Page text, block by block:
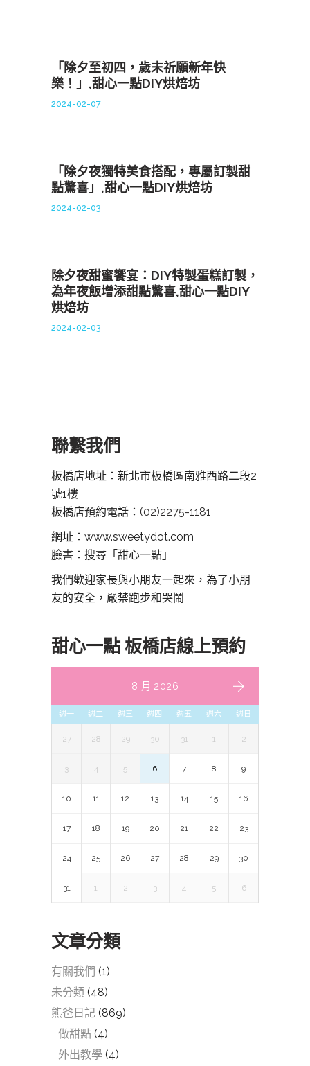
「除夕至初四，歲末祈願新年快
樂！」,甜心一點DIY烘焙坊
2024-02-07
「除夕夜獨特美食搭配，專屬訂製甜
點驚喜」,甜心一點DIY烘焙坊
2024-02-03
除夕夜甜蜜饗宴：DIY特製蛋糕訂製，
為年夜飯增添甜點驚喜,甜心一點DIY
烘焙坊
2024-02-03
聯繫我們
板橋店地址：新北市板橋區南雅西路二段2
號1樓
板橋店預約電話： (02)2275-1181
網址：www.sweetydot.com
臉書：搜尋「甜心一點」
我們歡迎家長與小朋友一起來，為了小朋
友的安全，嚴禁跑步和哭鬧
甜心一點 板橋店線上預約
8 月 2026
週一 週二 週三 週四 週五 週六 週日
27 28 29 30 31 1 2
3 4 5 6 7 8 9
10 11 12 13 14 15 16
17 18 19 20 21 22 23
24 25 26 27 28 29 30
31 1 2 3 4 5 6
文章分類
有關我們 (1)
未分類 (48)
熊爸日記 (869)
做甜點 (4)
外出教學 (4)